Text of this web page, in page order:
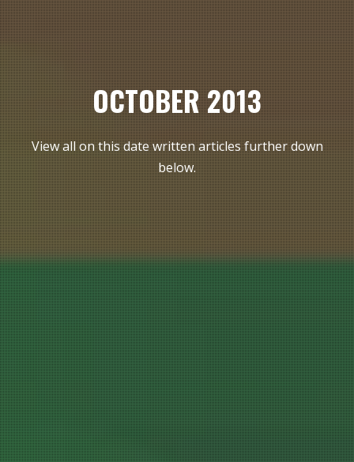
OCTOBER 2013
View all on this date written articles further down
below.